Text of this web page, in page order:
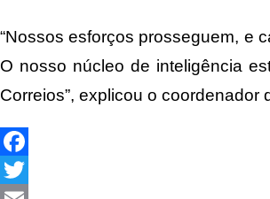
“Nossos esforços prosseguem, e
O nosso núcleo de inteligência
Correios”, explicou o
Facebook